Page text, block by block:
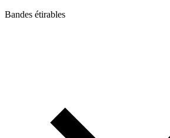
Bandes étirables